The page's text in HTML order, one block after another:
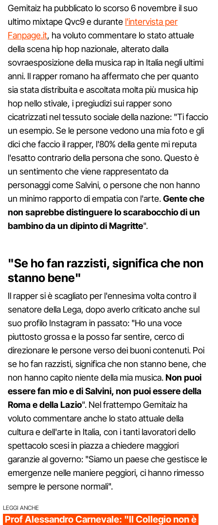
Gemitaiz ha pubblicato lo scorso 6 novembre il suo
ultimo mixtape Qvc9 e durante l'intervista per
Fanpage.it, ha voluto commentare lo stato attuale
della scena hip hop nazionale, alterato dalla
sovraesposizione della musica rap in Italia negli ultimi
anni. Il rapper romano ha affermato che per quanto
sia stata distribuita e ascoltata molta più musica hip
hop nello stivale, i pregiudizi sui rapper sono
cicatrizzati nel tessuto sociale della nazione: "Ti faccio
un esempio. Se le persone vedono una mia foto e gli
dici che faccio il rapper, l'80% della gente mi reputa
l'esatto contrario della persona che sono. Questo è
un sentimento che viene rappresentato da
personaggi come Salvini, o persone che non hanno
un minimo rapporto di empatia con l'arte.Gente che
non saprebbe distinguere lo scarabocchio di un
bambino da un dipinto di Magritte".
"Se ho fan razzisti, significa che non
stanno bene"
Il rapper si è scagliato per l'ennesima volta contro il
senatore della Lega, dopo averlo criticato anche sul
suo profilo Instagram in passato: "Ho una voce
piuttosto grossa e la posso far sentire, cerco di
direzionare le persone verso dei buoni contenuti. Poi
se ho fan razzisti, significa che non stanno bene, che
non hanno capito niente della mia musica.Non puoi
essere fan mio e di Salvini, non puoi essere della
Roma e della Lazio". Nel frattempo Gemitaiz ha
voluto commentare anche lo stato attuale della
cultura e dell'arte in Italia, con i tanti lavoratori dello
spettacolo scesi in piazza a chiedere maggiori
garanzie al governo: "Siamo un paese che gestisce le
emergenze nelle maniere peggiori, ci hanno rimesso
sempre le persone normali".
LEGGI ANCHE
Prof Alessandro Carnevale: "Il Collegio non è